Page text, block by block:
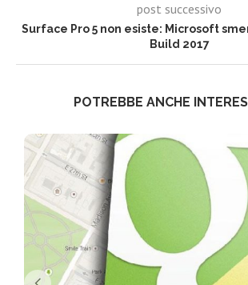
post successivo
Surface Pro 5 non esiste: Microsoft
Build 2017
POTREBBE ANCHE